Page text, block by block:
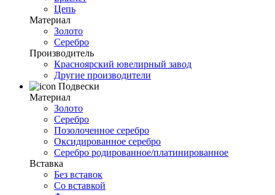
Цепь
Материал
Золото
Серебро
Производитель
Красноярский ювелирный завод
Другие производители
Подвески
Материал
Золото
Серебро
Позолоченное серебро
Оксидированное серебро
Серебро родированное/платинированное
Вставка
Без вставок
Со вставкой